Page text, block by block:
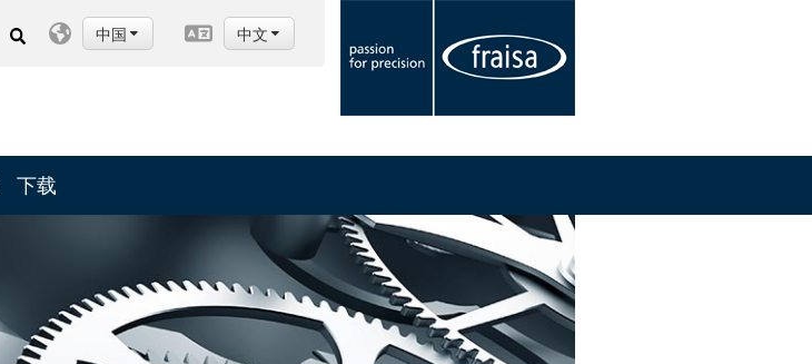
中国 中文
下载